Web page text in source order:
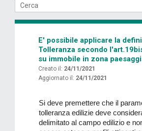
E' possibile applicare la
Tolleranza secondo
su immobile in zona
Creato il: 24/11/2021
Aggiornato il: 24/11/2021
Si deve premettere che il
tolleranza edilizie deve
delimitato al campo edilizio e